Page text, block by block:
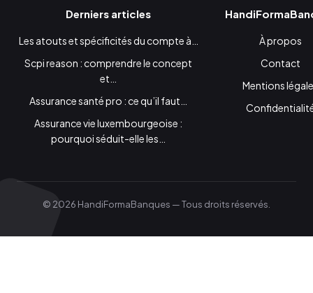
Derniers articles
Les atouts et spécificités du compte à…
Scpi reason : comprendre le concept
et…
Assurance santé pro : ce qu’il faut…
Assurance vie luxembourgeoise :
pourquoi séduit-elle les…
À propos
Contact
Mentions
© 2026 HandiFormaBanques — Tous droits réservés.